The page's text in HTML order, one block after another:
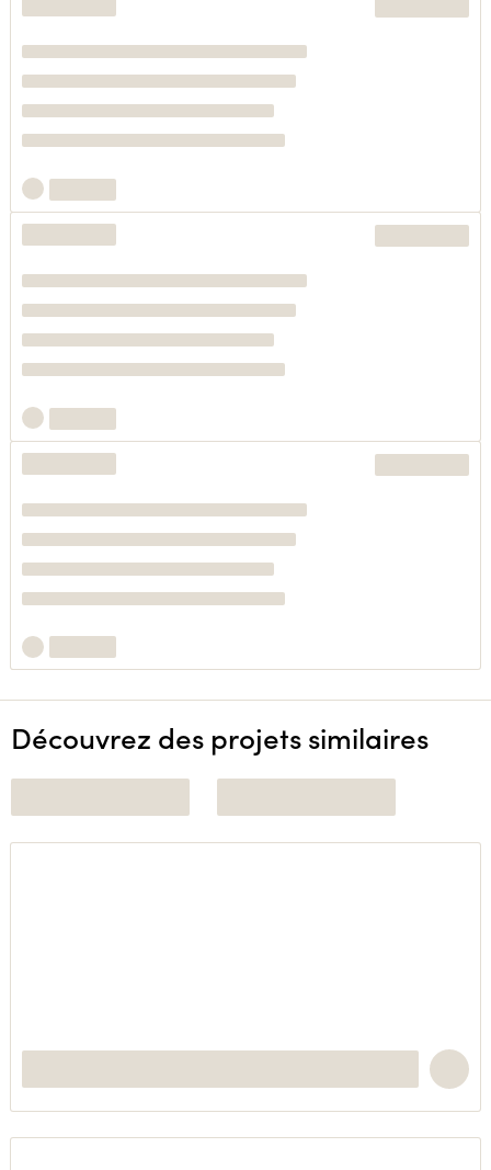
Découvrez des projets similaires